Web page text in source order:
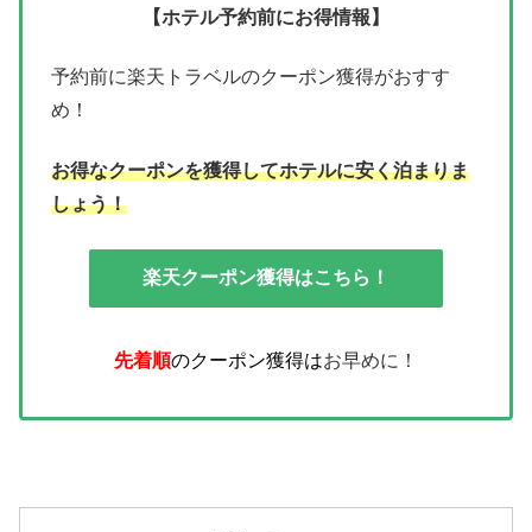
【ホテル予約前にお得情報】
予約前に楽天トラベルのクーポン獲得がおすす
め！
お得なクーポンを獲得してホテルに安く泊まりま
しょう！
楽天クーポン獲得はこちら！
先着順のクーポン獲得はお早めに！